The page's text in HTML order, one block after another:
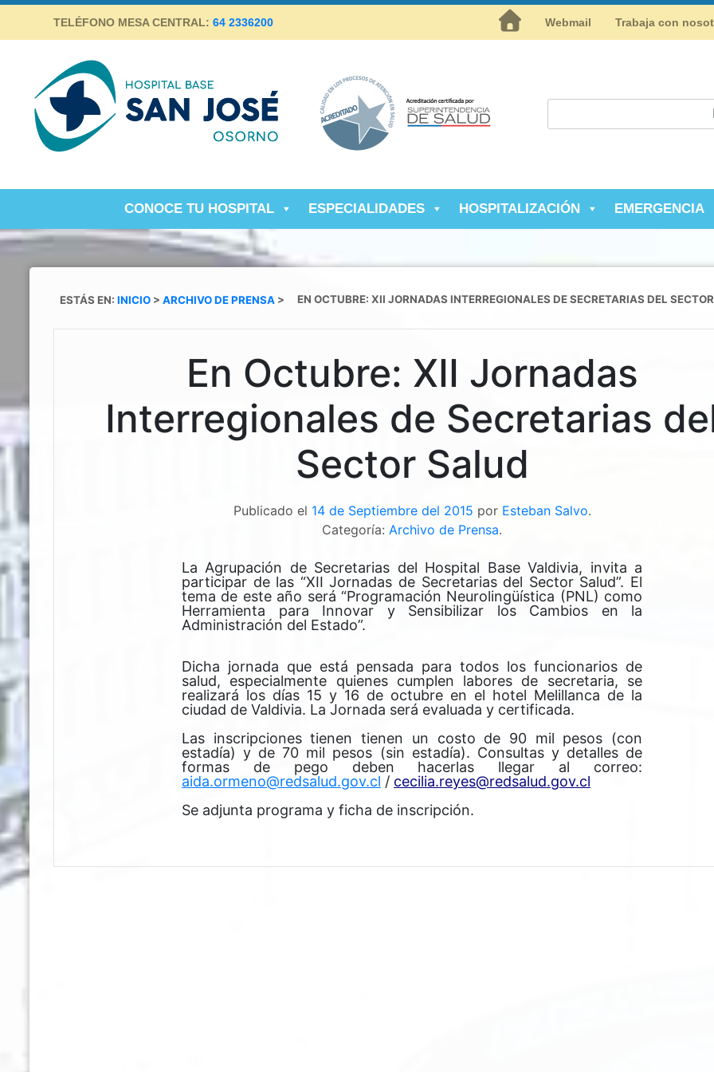
Skip
TELÉFONO MESA CENTRAL: 64 2336200 InicioWebmail Trabaja con
SALUD DE CALIDAD Y ALTA COMPLEJIDAD PARA LA
CONOCE TU HOSPITAL ESPECIALIDADES HOSPITALIZACIÓN EMERGENCIA
ESTÁS EN: INICIO > ARCHIVO DE PRENSA> EN OCTUBRE: XII JORNADAS INTERREGIONALES DE SECRETARIAS DEL
En Octubre: XII Jornadas
Interregionales de Secretarias
Sector Salud
Publicado el 14 de Septiembre del 2015 por Esteban Salvo.
Categoría: Archivo de Prensa.
La Agrupación de Secretarias del Hospital Base Valdivia, invita a
participar de las “XII Jornadas de Secretarias del Sector Salud”. El
tema de este año será “Programación Neurolingüística (PNL) como
Herramienta para Innovar y Sensibilizar los Cambios en la
Administración del Estado”.
Dicha jornada que está pensada para todos los funcionarios de
salud, especialmente quienes cumplen labores de secretaria, se
realizará los días 15 y 16 de octubre en el hotel Melillanca de la
ciudad de Valdivia. La Jornada será evaluada y certificada.
Las inscripciones tienen tienen un costo de 90 mil pesos (con
estadía) y de 70 mil pesos (sin estadía). Consultas y detalles de
formas de pego deben hacerlas llegar al correo:
aida.ormeno@redsalud.gov.cl / cecilia.reyes@redsalud.gov.cl
Se adjunta programa y ficha de inscripción.